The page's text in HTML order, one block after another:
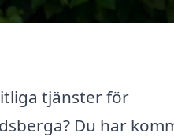
tjänster för
Du har